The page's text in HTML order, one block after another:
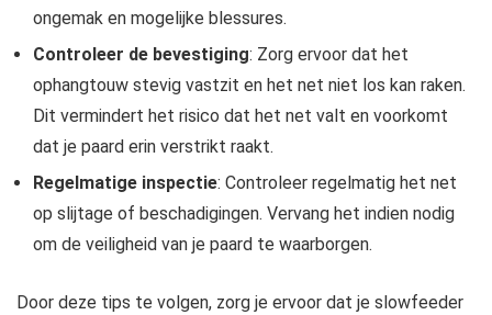
ongemak en mogelijke blessures.
Controleer de bevestiging: Zorg ervoor dat het
ophangtouw stevig vastzit en het net niet los kan raken.
Dit vermindert het risico dat het net valt en voorkomt
dat je paard erin verstrikt raakt.
Regelmatige inspectie: Controleer regelmatig het net
op slijtage of beschadigingen. Vervang het indien nodig
om de veiligheid van je paard te waarborgen.
Door deze tips te volgen, zorg je ervoor dat je slowfeeder